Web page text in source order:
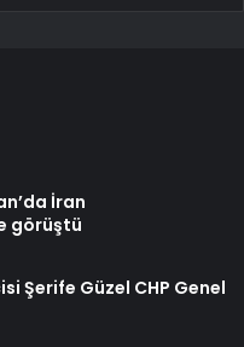
İran
görüştü
Şerife Güzel CHP Genel